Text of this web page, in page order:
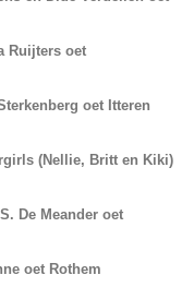
oet
oet Itteren
(Nellie, Britt en Kiki)
De Meander oet
oet Rothem